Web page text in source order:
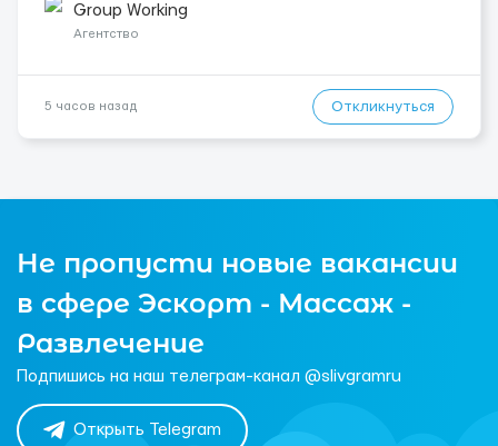
малярных работ (шпатлевка, грунтовка, покраска); -
Штукатурные работы ...
Group Working
Агентство
5 часов назад Откликнуться
Не пропусти новые вакансии
в сфере Эскорт - Массаж -
Развлечение
Подпишись на наш телеграм-канал @slivgramru
Открыть Telegram